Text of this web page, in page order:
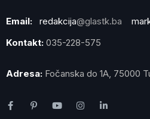
Email: redakcija@glastk.ba
Kontakt: 035-228-575
Adresa: Fočanska do 1A, 75000